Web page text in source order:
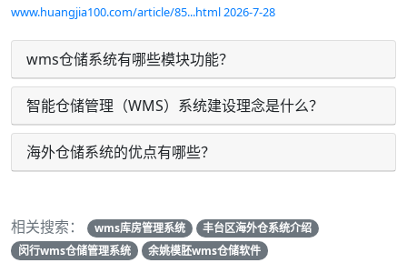
www.huangjia100.com/article/85...html 2026-7-28
wms仓储系统有哪些模块功能？
智能仓储管理（WMS）系统建设理念是什么？
海外仓储系统的优点有哪些？
相关搜索： wms库房管理系统
丰台区海外仓系统介绍
闵行wms仓储管理系统
余姚模胚wms仓储软件